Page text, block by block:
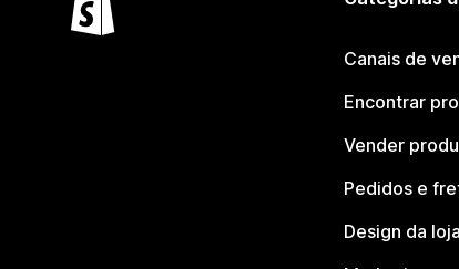
Canais de
Encontrar
Vender
Pedidos e
Design da loja